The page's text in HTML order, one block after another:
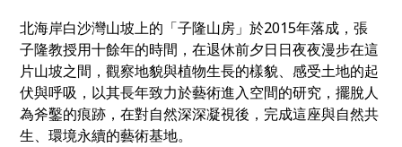
北海岸白沙灣山坡上的「子隆山房」於2015年落成，張
子隆教授用十餘年的時間，在退休前夕日日夜夜漫步在這
片山坡之間，觀察地貌與植物生長的樣貌、感受土地的起
伏與呼吸，以其長年致力於藝術進入空間的研究，擺脫人
為斧鑿的痕跡，在對自然深深凝視後，完成這座與自然共
生、環境永續的藝術基地。